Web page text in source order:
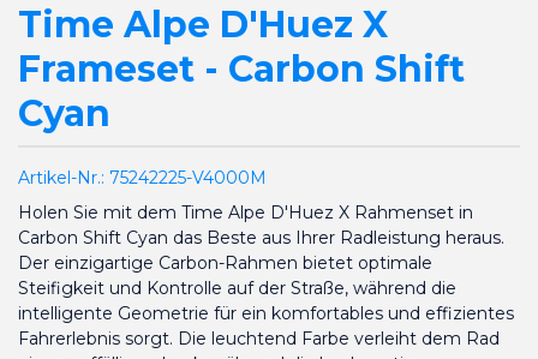
Time Alpe D'Huez X
Frameset - Carbon Shift
Cyan
Artikel-Nr.: 75242225-V4000M
Holen Sie mit dem Time Alpe D'Huez X Rahmenset in
Carbon Shift Cyan das Beste aus Ihrer Radleistung heraus.
Der einzigartige Carbon-Rahmen bietet optimale
Steifigkeit und Kontrolle auf der Straße, während die
intelligente Geometrie für ein komfortables und effizientes
Fahrerlebnis sorgt. Die leuchtend Farbe verleiht dem Rad